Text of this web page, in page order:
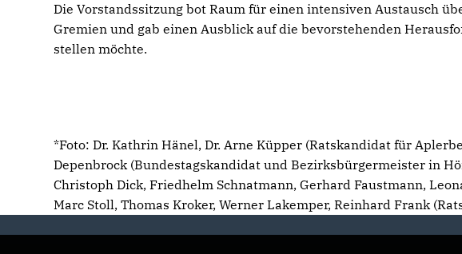
Die Vorstandssitzung bot Raum für einen intensiven Austausch
Gremien und gab einen Ausblick auf die bevorstehenden
stellen möchte.
*Foto: Dr. Kathrin Hänel, Dr. Arne Küpper (Ratskandidat für
Depenbrock (Bundestagskandidat und Bezirksbürgermeister in
Christoph Dick, Friedhelm Schnatmann, Gerhard Faustmann,
Marc Stoll, Thomas Kroker, Werner Lakemper, Reinhard Frank